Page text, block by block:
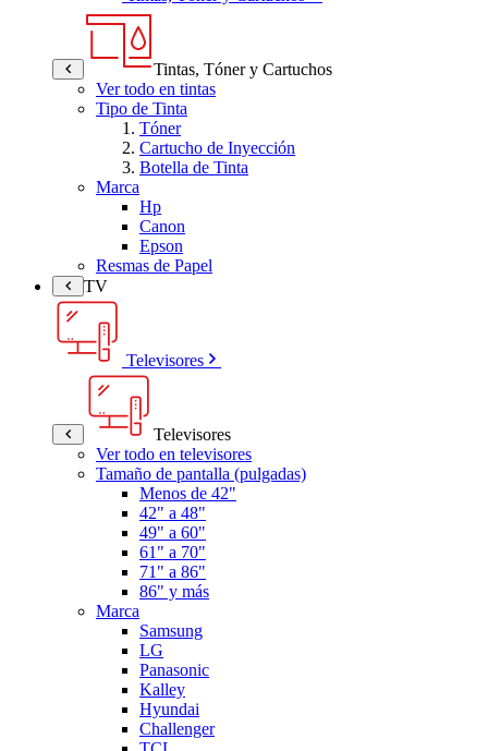
Tintas, Tóner y Cartuchos
Ver todo en tintas
Tipo de Tinta
Tóner
Cartucho de Inyección
Botella de Tinta
Marca
Hp
Canon
Epson
Resmas de Papel
TV
Televisores
Televisores
Ver todo en televisores
Tamaño de pantalla (pulgadas)
Menos de 42"
42" a 48"
49" a 60"
61" a 70"
71" a 86"
86" y más
Marca
Samsung
LG
Panasonic
Kalley
Hyundai
Challenger